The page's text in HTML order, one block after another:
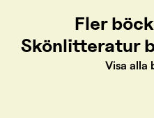
Fler
Skönlitteratur
Visa alla